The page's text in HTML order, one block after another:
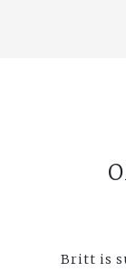
Britt is